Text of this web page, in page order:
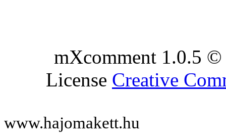
mXcomment 1.0.5
License Creative
www.hajomakett.hu